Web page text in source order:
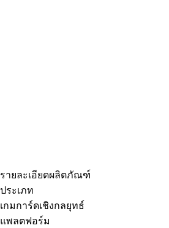
รายละเอียดผลิตภัณฑ์
ประเภท
เกมการ์ดเชิงกลยุทธ์
แพลตฟอร์ม